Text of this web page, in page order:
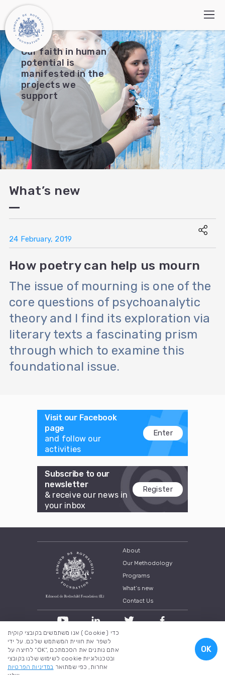
Who we are
How we work
Programs
What’s new
Contact Us
Our faith in human
potential is
manifested in the
projects we
support
What’s new
24 February, 2019
How poetry can help us mourn
The issue of mourning is one of the
core questions of psychoanalytic
theory and I find its exploration via
literary texts a fascinating prism
through which to examine this
foundational issue.
Visit our Facebook
page
and follow our
activities
Enter
Subscribe to our
newsletter
& receive our news in
your inbox
Register
About
Our Methodology
Programs
What’s new
Contact Us
All rights reserved to The Edmond the Rothschild Foundation (IL)
Created byA brilliant company
אנו משתמשים בקובצי קוקית ( Cookie ) כדי
לשפר את חוויית המשתמש שלכם. על ידי
לחיצה על “OK”, אתם נותנים את הסכמתכם
לשימוש שלנו בקובצי cookie ובטכנולוגיות
אחרות, כפי שמתואר במדיניות הפרטיות
OK